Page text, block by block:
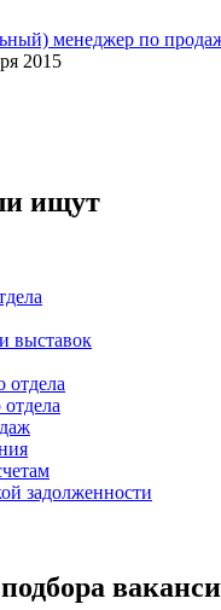
менеджер по
2015
ищут
выставок
отдела
задолженности